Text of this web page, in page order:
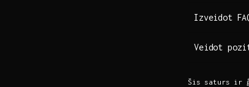
Izveidot
Veidot​
Šis saturs ir